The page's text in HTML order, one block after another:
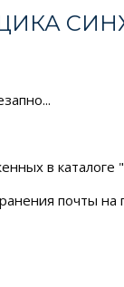
в
почты на